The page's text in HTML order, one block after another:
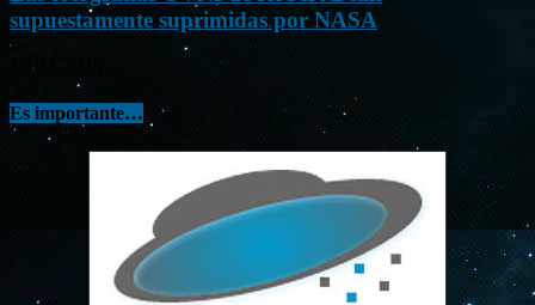
supuestamente suprimidas por NASA
Es importante…